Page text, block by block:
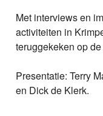
Met interviews en
activiteiten in
teruggekeken op
Presentatie: Terry
en Dick de Klerk.